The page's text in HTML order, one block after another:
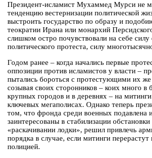
Президент-исламист Мухаммед Мурси не
тенденцию вестернизации политической
выстроить государство по образу и
теократии Ирана или монархий
слишком остро почувствовали на себе силу
политического протеста, силу
Годом ранее – когда начались первые
оппозиции против исламистов у власти –
пытались бороться с протестующими их
созывая своих сторонников – коих много в
крупных городов и в деревнях – на
ключевых мегаполисах. Однако теперь
том, что фронда среди военных подавлена
заинтересованы в стабилизации
«раскачивании лодки», решил привлечь
порядка в случае, если митинги перерастут
полицией.